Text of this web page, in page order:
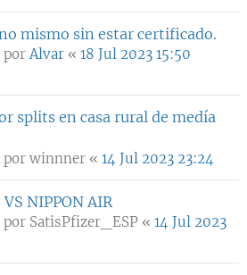
mismo sin estar certificado.
porAlvar « 18 Jul 2023 15:50
splits en casa rural de medía
por winnner « 14 Jul 2023 23:24
NIPPON AIR
por SatisPfizer_ESP « 14 Jul 2023